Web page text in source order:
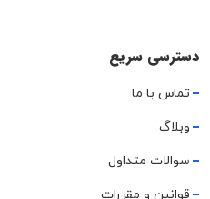
دسترسی سریع
تماس با ما
وبلاگ
سوالات متداول
قوانین و مقررات